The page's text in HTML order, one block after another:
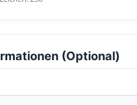
(Optional)